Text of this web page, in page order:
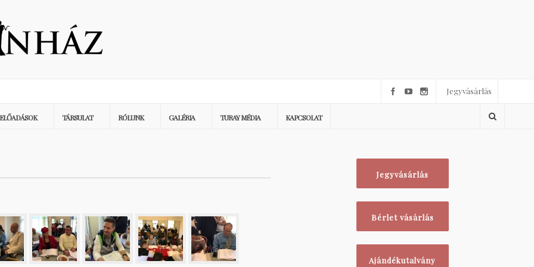
Jegyvásárlás
ELŐADÁSOK TÁRSULAT RÓLUNK GALÉRIA TURAY MÉDIA KAPCSOLAT
Jegyvásárlás
Bérlet vásárlás
Ajándékutalvány